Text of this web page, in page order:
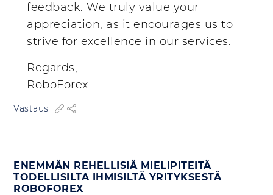
feedback. We truly value your
appreciation, as it encourages us to
strive for excellence in our services.
Regards,
RoboForex
Vastaus
ENEMMÄN REHELLISIÄ MIELIPITEITÄ
TODELLISILTA IHMISILTÄ YRITYKSESTÄ
ROBOFOREX